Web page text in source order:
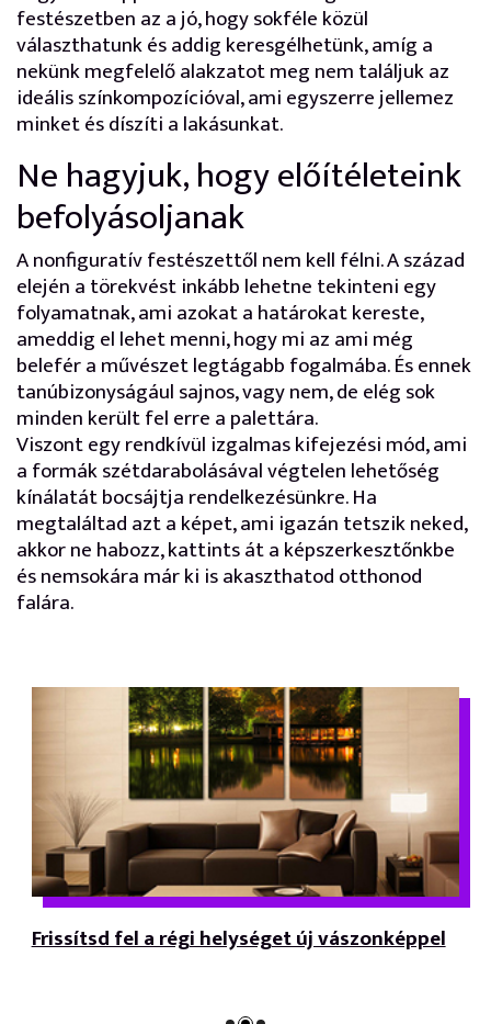
festészetben az a jó, hogy sokféle közül
választhatunk és addig keresgélhetünk, amíg a
nekünk megfelelő alakzatot meg nem találjuk az
ideális színkompozícióval, ami egyszerre jellemez
minket és díszíti a lakásunkat.
Ne hagyjuk, hogy előítéleteink
befolyásoljanak
A nonfiguratív festészettől nem kell félni. A század
elején a törekvést inkább lehetne tekinteni egy
folyamatnak, ami azokat a határokat kereste,
ameddig el lehet menni, hogy mi az ami még
belefér a művészet legtágabb fogalmába. És ennek
tanúbizonyságául sajnos, vagy nem, de elég sok
minden került fel erre a palettára.
Viszont egy rendkívül izgalmas kifejezési mód, ami
a formák szétdarabolásával végtelen lehetőség
kínálatát bocsájtja rendelkezésünkre. Ha
megtaláltad azt a képet, ami igazán tetszik neked,
akkor ne habozz, kattints át a képszerkesztőnkbe
és nemsokára már ki is akaszthatod otthonod
falára.
Frissítsd fel a régi helységet új vászonképpel